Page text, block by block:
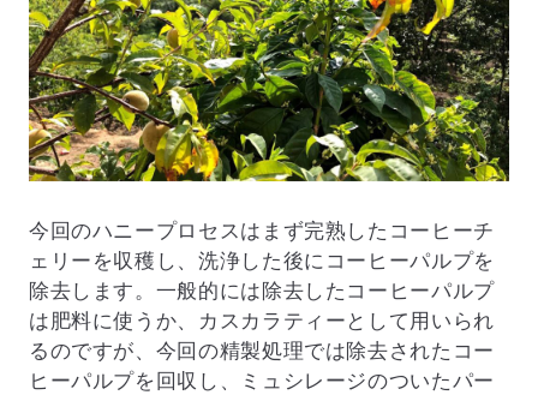
今回のハニープロセスはまず完熟したコーヒーチ
ェリーを収穫し、洗浄した後にコーヒーパルプを
除去します。一般的には除去したコーヒーパルプ
は肥料に使うか、カスカラティーとして用いられ
るのですが、今回の精製処理では除去されたコー
ヒーパルプを回収し、ミュシレージのついたパー